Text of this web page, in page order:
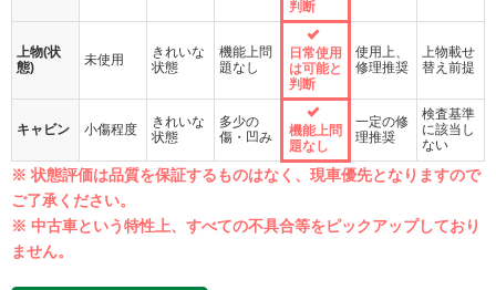
判断
上物(状
態)
未使用
きれいな
状態
機能上問
題なし
日常使用
は可能と
判断
使用上、
修理推奨
上物載せ
替え前提
キャビン 小傷程度
きれいな
状態
多少の
傷・凹み
機能上問
題なし
一定の修
理推奨
検査基準
に該当し
ない
※ 状態評価は品質を保証するものはなく、現車優先となりますので
ご了承ください。
※ 中古車という特性上、すべての不具合等をピックアップしており
ません。